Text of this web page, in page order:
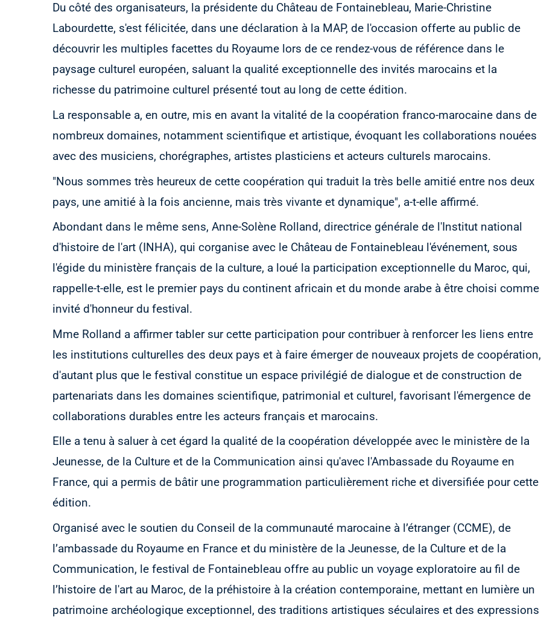
Du côté des organisateurs, la présidente du Château de Fontainebleau, Marie-Christine
Labourdette, s'est félicitée, dans une déclaration à la MAP, de l'occasion offerte au public de
découvrir les multiples facettes du Royaume lors de ce rendez-vous de référence dans le
paysage culturel européen, saluant la qualité exceptionnelle des invités marocains et la
richesse du patrimoine culturel présenté tout au long de cette édition.
La responsable a, en outre, mis en avant la vitalité de la coopération franco-marocaine dans de
nombreux domaines, notamment scientifique et artistique, évoquant les collaborations nouées
avec des musiciens, chorégraphes, artistes plasticiens et acteurs culturels marocains.
"Nous sommes très heureux de cette coopération qui traduit la très belle amitié entre nos deux
pays, une amitié à la fois ancienne, mais très vivante et dynamique", a-t-elle affirmé.
Abondant dans le même sens, Anne-Solène Rolland, directrice générale de l'Institut national
d'histoire de l'art (INHA), qui corganise avec le Château de Fontainebleau l'événement, sous
l'égide du ministère français de la culture, a loué la participation exceptionnelle du Maroc, qui,
rappelle-t-elle, est le premier pays du continent africain et du monde arabe à être choisi comme
invité d'honneur du festival.
Mme Rolland a affirmer tabler sur cette participation pour contribuer à renforcer les liens entre
les institutions culturelles des deux pays et à faire émerger de nouveaux projets de coopération,
d'autant plus que le festival constitue un espace privilégié de dialogue et de construction de
partenariats dans les domaines scientifique, patrimonial et culturel, favorisant l'émergence de
collaborations durables entre les acteurs français et marocains.
Elle a tenu à saluer à cet égard la qualité de la coopération développée avec le ministère de la
Jeunesse, de la Culture et de la Communication ainsi qu'avec l'Ambassade du Royaume en
France, qui a permis de bâtir une programmation particulièrement riche et diversifiée pour cette
édition.
Organisé avec le soutien du Conseil de la communauté marocaine à l’étranger (CCME), de
l’ambassade du Royaume en France et du ministère de la Jeunesse, de la Culture et de la
Communication, le festival de Fontainebleau offre au public un voyage exploratoire au fil de
l’histoire de l'art au Maroc, de la préhistoire à la création contemporaine, mettant en lumière un
patrimoine archéologique exceptionnel, des traditions artistiques séculaires et des expressions